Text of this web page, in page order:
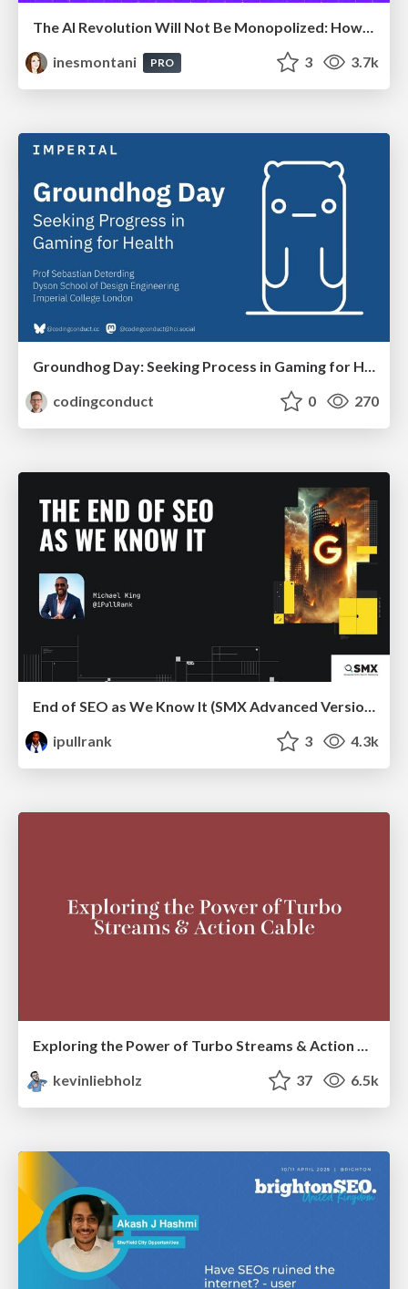
The AI Revolution Will Not Be Monopolized: How open-source beats economies of scale, even for LLMs
inesmontani
PRO 3 3.7k
Groundhog Day: Seeking Process in Gaming for Health
codingconduct
0 270
ipullrank
3 4.3k
Exploring the Power of Turbo Streams & Action Cable | RailsConf2023
kevinliebholz
37 6.5k